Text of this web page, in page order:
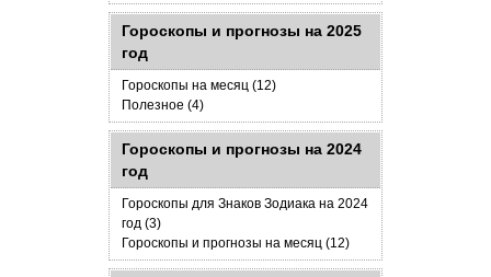
Гороскопы и прогнозы на 2025
год
Гороскопы на месяц (12)
Полезное (4)
Гороскопы и прогнозы на 2024
год
Гороскопы для Знаков Зодиака на 2024
год (3)
Гороскопы и прогнозы на месяц (12)